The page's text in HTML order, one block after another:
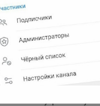
руками
Всем привет!
убрать